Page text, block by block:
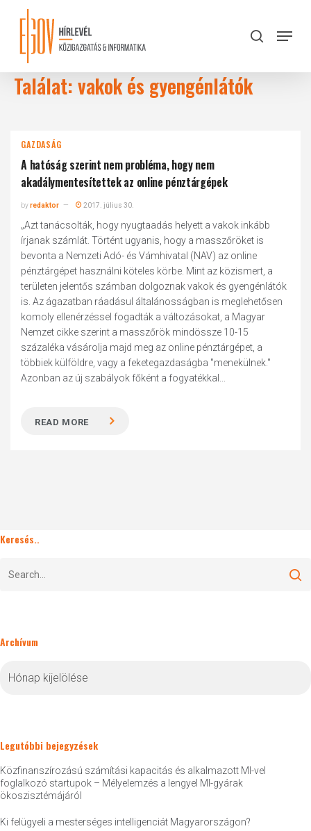
content
search
Menu
Találat: vakok és gyengénlátók
GAZDASÁG
A hatóság szerint nem probléma, hogy nem
akadálymentesítettek az online pénztárgépek
byredaktor 2017. július 30.
„Azt tanácsolták, hogy nyugtaadás helyett a vakok inkább
írjanak számlát. Történt ugyanis, hogy a masszőröket is
bevonta a Nemzeti Adó- és Vámhivatal (NAV) az online
pénztárgépet használni köteles körbe. Mint az közismert, a
területen jelentős számban dolgoznak vakok és gyengénlátók
is. Az ágazatban ráadásul általánosságban is meglehetősen
komoly ellenérzéssel fogadták a változásokat, a Magyar
Nemzet cikke szerint a masszőrök mindössze 10-15
százaléka vásárolja majd meg az online pénztárgépet, a
többiek külföldre, vagy a feketegazdaságba "menekülnek."
Azonban az új szabályok főként a fogyatékkal...
READ MORE
Keresés..
Archívum
Legutóbbi bejegyzések
Közfinanszírozású számítási kapacitás és alkalmazott MI-vel
foglalkozó startupok – Mélyelemzés a lengyel MI-gyárak
ökoszisztémájáról
Ki felügyeli a mesterséges intelligenciát Magyarországon?
Close